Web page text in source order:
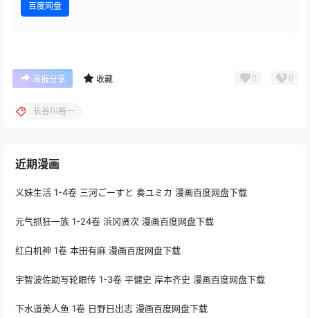
百度网盘
海报分享 收藏 0 0
长谷川裕一
近期漫画
义妹生活 1-4卷 三河ごーすと 奏ユミカ 漫画百度网盘下载
元气抓狂一族 1-24卷 浜冈贤次 漫画百度网盘下载
红白机神 1卷 本田有麻 漫画百度网盘下载
宇智波佐助写轮眼传 1-3卷 平健史 岸本齐史 漫画百度网盘下载
下水道美人鱼 1卷 日野日出志 漫画百度网盘下载